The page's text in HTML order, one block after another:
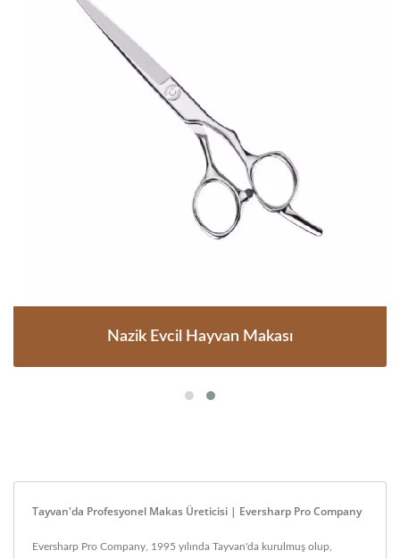
Nazik Evcil Hayvan Makası
Tayvan'da Profesyonel Makas Üreticisi | Eversharp Pro Company
Eversharp Pro Company, 1995 yılında Tayvan'da kurulmuş olup,